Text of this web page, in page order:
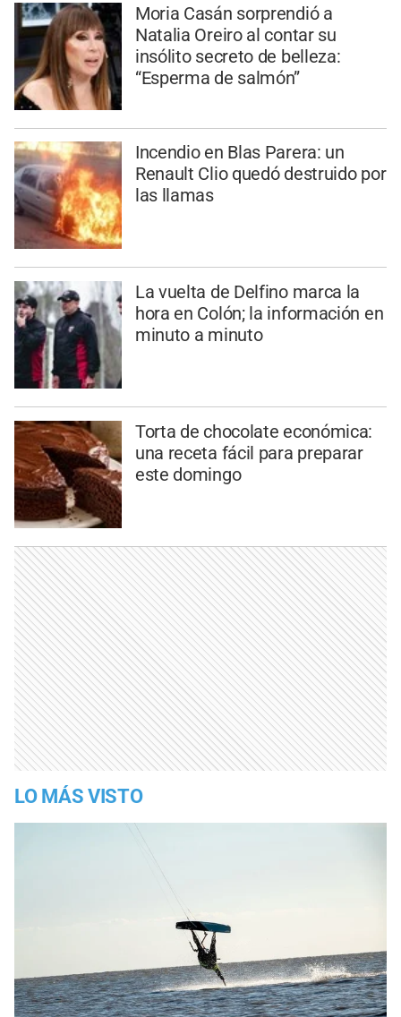
Moria Casán sorprendió a
Natalia Oreiro al contar su
insólito secreto de belleza:
“Esperma de salmón”
Incendio en Blas Parera: un
Renault Clio quedó destruido por
las llamas
La vuelta de Delfino marca la
hora en Colón; la información en
minuto a minuto
Torta de chocolate económica:
una receta fácil para preparar
este domingo
LO MÁS VISTO